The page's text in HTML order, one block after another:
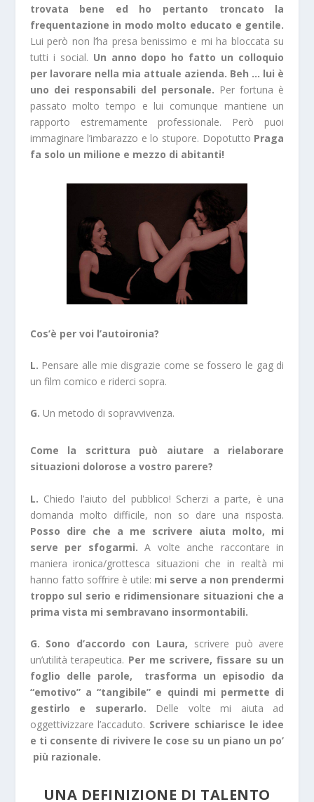
trovata bene ed ho pertanto troncato la
frequentazione in modo molto educato e gentile.
Lui però non l’ha presa benissimo e mi ha bloccata su
tutti i social. Un anno dopo ho fatto un colloquio
per lavorare nella mia attuale azienda. Beh … lui è
uno dei responsabili del personale. Per fortuna è
passato molto tempo e lui comunque mantiene un
rapporto estremamente professionale. Però puoi
immaginare l’imbarazzo e lo stupore. Dopotutto Praga
fa solo un milione e mezzo di abitanti!
Cos’è per voi l’autoironia?
L. Pensare alle mie disgrazie come se fossero le gag di
un film comico e riderci sopra.
G. Un metodo di sopravvivenza.
Come la scrittura può aiutare a rielaborare
situazioni dolorose a vostro parere?
L. Chiedo l’aiuto del pubblico! Scherzi a parte, è una
domanda molto difficile, non so dare una risposta.
Posso dire che a me scrivere aiuta molto, mi
serve per sfogarmi. A volte anche raccontare in
maniera ironica/grottesca situazioni che in realtà mi
hanno fatto soffrire è utile: mi serve a non prendermi
troppo sul serio e ridimensionare situazioni che a
prima vista mi sembravano insormontabili.
G. Sono d’accordo con Laura, scrivere può avere
un’utilità terapeutica. Per me scrivere, fissare su un
foglio delle parole, trasforma un episodio da
“emotivo” a “tangibile” e quindi mi permette di
gestirlo e superarlo. Delle volte mi aiuta ad
oggettivizzare l’accaduto. Scrivere schiarisce le idee
e ti consente di rivivere le cose su un piano un po’
più razionale.
UNA DEFINIZIONE DI TALENTO